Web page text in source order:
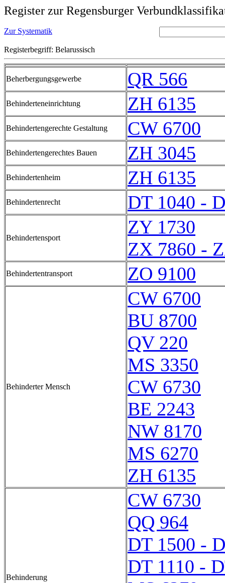
Register zur Regensburger
Zur Systematik
Registerbegriff: Belarussisch
Beherbergungsgewerbe QR 566
Behinderteneinrichtung ZH 6135
Behindertengerechte Gestaltung CW 6700
Behindertengerechtes Bauen ZH 3045
Behindertenheim ZH 6135
Behindertenrecht DT 1040 -
Behindertensport
ZY 1730
ZX 7860 -
Behindertentransport ZO 9100
Behinderter Mensch
CW 6700
BU 8700
QV 220
MS 3350
CW 6730
BE 2243
NW 8170
MS 6270
ZH 6135
Behinderung
CW 6730
QQ 964
DT 1500 -
DT 1110 -